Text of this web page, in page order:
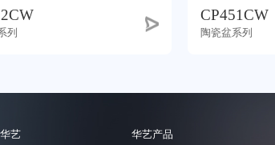
列
CP451CW
陶瓷盆系列
艺 华艺产品